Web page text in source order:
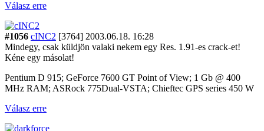
Válasz erre
#1056 cINC2 [3764] 2003.06.18. 16:28
Mindegy, csak küldjön valaki nekem egy Res. 1.91-es crack-et!
Kéne egy másolat!
Pentium D 915; GeForce 7600 GT Point of View; 1 Gb @ 400
MHz RAM; ASRock 775Dual-VSTA; Chieftec GPS series 450 W
Válasz erre